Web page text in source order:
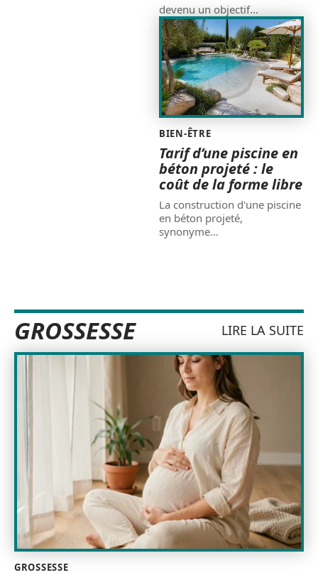
devenu un objectif…
BIEN-ÊTRE
Tarif d’une piscine en
béton projeté : le
coût de la forme libre
La construction d'une piscine
en béton projeté,
synonyme…
GROSSESSE LIRE LA SUITE
GROSSESSE